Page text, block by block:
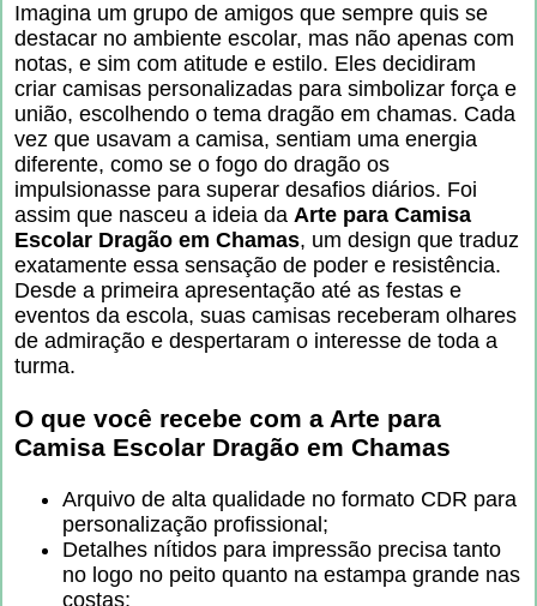
Imagina um grupo de amigos que sempre quis se
destacar no ambiente escolar, mas não apenas com
notas, e sim com atitude e estilo. Eles decidiram
criar camisas personalizadas para simbolizar força e
união, escolhendo o tema dragão em chamas. Cada
vez que usavam a camisa, sentiam uma energia
diferente, como se o fogo do dragão os
impulsionasse para superar desafios diários. Foi
assim que nasceu a ideia da Arte para Camisa
Escolar Dragão em Chamas, um design que traduz
exatamente essa sensação de poder e resistência.
Desde a primeira apresentação até as festas e
eventos da escola, suas camisas receberam olhares
de admiração e despertaram o interesse de toda a
turma.
O que você recebe com a Arte para
Camisa Escolar Dragão em Chamas
Arquivo de alta qualidade no formato CDR para
personalização profissional;
Detalhes nítidos para impressão precisa tanto
no logo no peito quanto na estampa grande nas
costas;